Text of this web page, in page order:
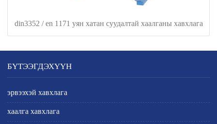
din3352 / en 1171 уян хатан суудалтай хаалганы хавхлага
БҮТЭЭГДЭХҮҮН
эрвээхэй хавхлага
хаалга хавхлага